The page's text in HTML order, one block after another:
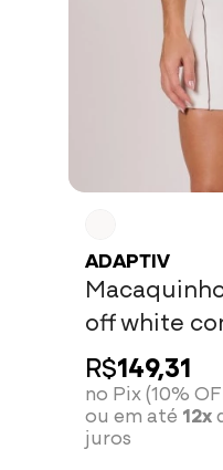
ADAPTIV
off white
castanho
R$149,31
no Pix (10%
ou em até 12x
juros